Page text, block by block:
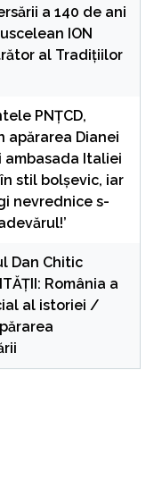
a 140 de ani
ION
al Tradițiilor
PNȚCD,
apărarea Dianei
ambasada Italiei
stil bolșevic, iar
nevrednice s-
Dan Chitic
România a
al istoriei /